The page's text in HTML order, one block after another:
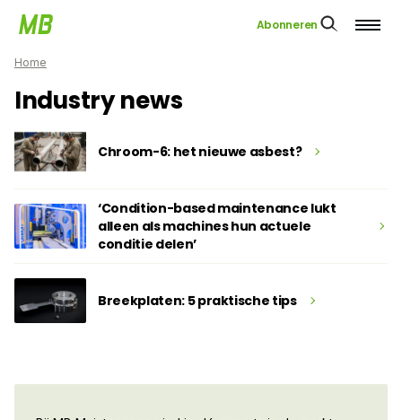
Abonneren
Home
Industry news
Chroom-6: het nieuwe asbest?
‘Condition-based maintenance lukt
alleen als machines hun actuele
conditie delen’
Breekplaten: 5 praktische tips